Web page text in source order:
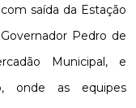
saída da Estação
Pedro de
Municipal, e
onde as equipes